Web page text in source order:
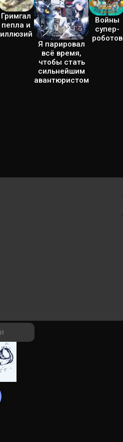
Гримгал
пепла и
иллюзий
Я парировал
всё время,
чтобы стать
сильнейшим
авантюристом
Войны
супер-
роботов